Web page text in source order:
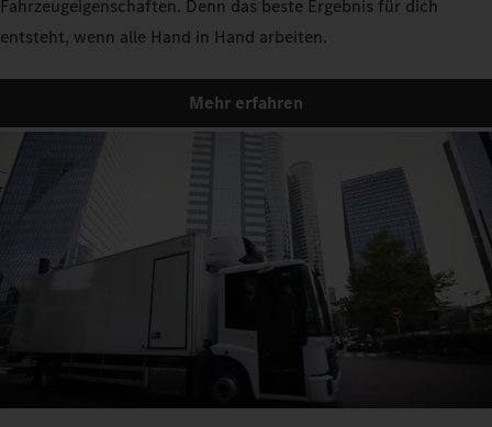
Fahrzeugeigenschaften. Denn das beste Ergebnis für dich
entsteht, wenn alle Hand in Hand arbeiten.
Mehr erfahren